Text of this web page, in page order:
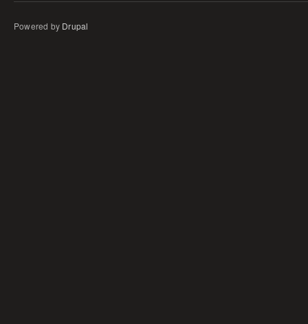
Powered by Drupal